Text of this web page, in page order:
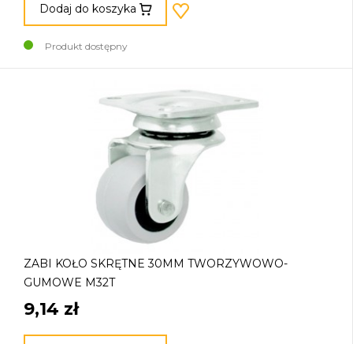
Dodaj do koszyka
Produkt dostępny
ZABI KOŁO SKRĘTNE 30MM TWORZYWOWO-
GUMOWE M32T
9,14 zł